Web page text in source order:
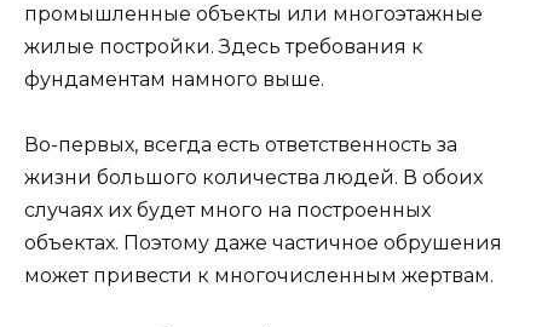
промышленные объекты или многоэтажные
жилые постройки. Здесь требования к
фундаментам намного выше.
Во-первых, всегда есть ответственность за
жизни большого количества людей. В обоих
случаях их будет много на построенных
объектах. Поэтому даже частичное обрушения
может привести к многочисленным жертвам.